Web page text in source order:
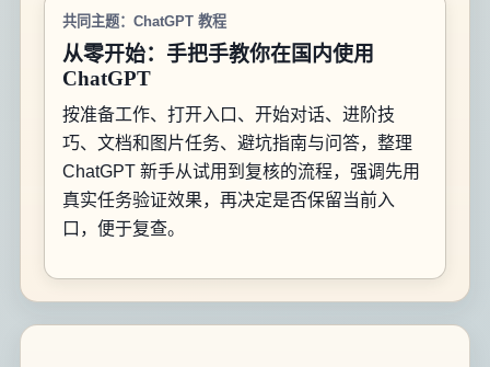
共同主题：ChatGPT 教程
从零开始：手把手教你在国内使用
ChatGPT
按准备工作、打开入口、开始对话、进阶技
巧、文档和图片任务、避坑指南与问答，整理
ChatGPT 新手从试用到复核的流程，强调先用
真实任务验证效果，再决定是否保留当前入
口，便于复查。